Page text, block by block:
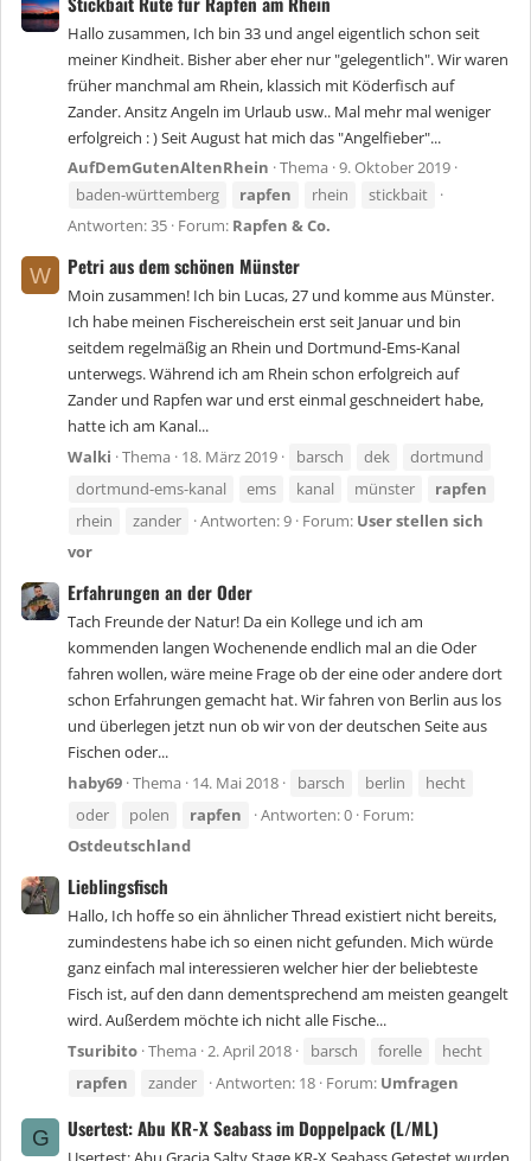
Hallo zusammen, Ich bin 33 und angel eigentlich schon seit
meiner Kindheit. Bisher aber eher nur "gelegentlich". Wir waren
früher manchmal am Rhein, klassich mit Köderfisch auf
Zander. Ansitz Angeln im Urlaub usw.. Mal mehr mal weniger
erfolgreich : ) Seit August hat mich das "Angelfieber"...
AufDemGutenAltenRhein Thema 9. Oktober 2019
baden-württemberg
rapfen rhein
stickbait
Antworten: 35 Forum: Rapfen & Co.
W Petri aus dem schönen Münster
Moin zusammen! Ich bin Lucas, 27 und komme aus Münster.
Ich habe meinen Fischereischein erst seit Januar und bin
seitdem regelmäßig an Rhein und Dortmund-Ems-Kanal
unterwegs. Während ich am Rhein schon erfolgreich auf
Zander und Rapfen war und erst einmal geschneidert habe,
hatte ich am Kanal...
Walki Thema 18. März 2019 barsch dek
dortmund
dortmund-ems-kanal
ems kanal münster
rapfen
rhein
zander Antworten: 9 Forum: User stellen sich
vor
Erfahrungen an der Oder
Tach Freunde der Natur! Da ein Kollege und ich am
kommenden langen Wochenende endlich mal an die Oder
fahren wollen, wäre meine Frage ob der eine oder andere dort
schon Erfahrungen gemacht hat. Wir fahren von Berlin aus los
und überlegen jetzt nun ob wir von der deutschen Seite aus
Fischen oder...
haby69 Thema 14. Mai 2018 barsch berlin
hecht
oder
polen rapfen Antworten: 0 Forum:
Ostdeutschland
Lieblingsfisch
Hallo, Ich hoffe so ein ähnlicher Thread existiert nicht bereits,
zumindestens habe ich so einen nicht gefunden. Mich würde
ganz einfach mal interessieren welcher hier der beliebteste
Fisch ist, auf den dann dementsprechend am meisten geangelt
wird. Außerdem möchte ich nicht alle Fische...
Tsuribito Thema 2. April 2018 barsch forelle
hecht
rapfen
zander Antworten: 18 Forum: Umfragen
G Usertest: Abu KR-X Seabass im Doppelpack (L/ML)